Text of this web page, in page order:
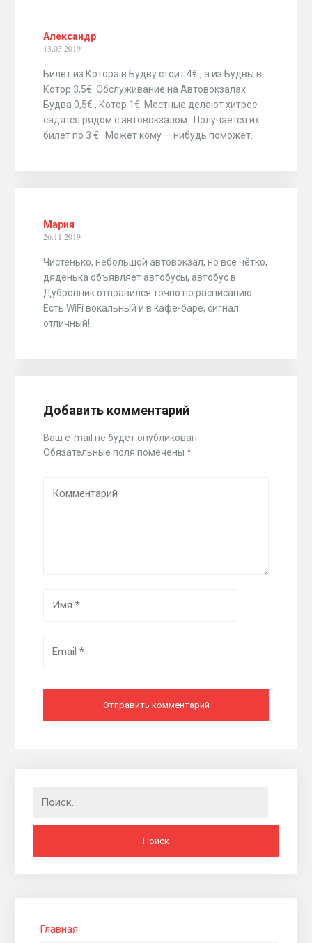
Александр
13.03.2019
Билет из Котора в Будву стоит 4€ , а из Будвы в
Котор 3,5€. Обслуживание на Автовокзалах
Будва 0,5€ , Котор 1€. Местные делают хитрее
садятся рядом с автовокзалом . Получается их
билет по 3 € . Может кому — нибудь поможет.
Мария
26.11.2019
Чистенько, небольшой автовокзал, но все чётко,
дяденька объявляет автобусы, автобус в
Дубровник отправился точно по расписанию.
Есть WiFi вокальный и в кафе-баре, сигнал
отличный!
Добавить комментарий
Ваш e-mail не будет опубликован.
Обязательные поля помечены*
Главная